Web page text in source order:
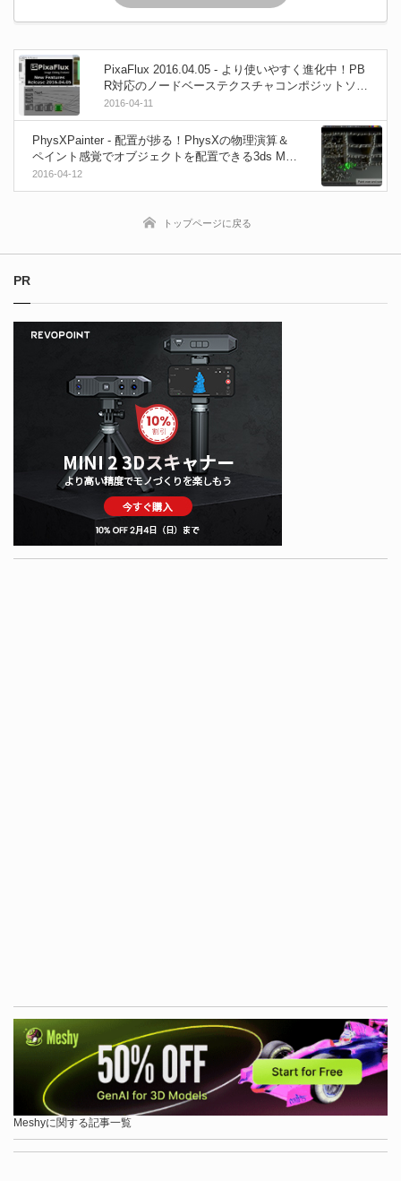
PixaFlux 2016.04.05 - より使いやすく進化中！PB
R対応のノードベーステクスチャコンポジットソフ
ト最新バージョン！無料！
2016-04-11
PhysXPainter - 配置が捗る！PhysXの物理演算＆
ペイント感覚でオブジェクトを配置できる3ds Ma
x用プラグイン！
2016-04-12
トップページに戻る
PR
Meshyに関する記事一覧